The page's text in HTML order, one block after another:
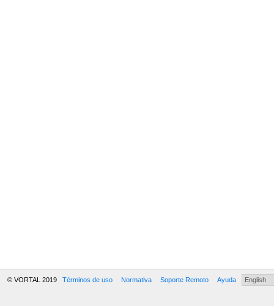
© VORTAL 2019 Términos de uso Normativa Soporte Remoto Ayuda